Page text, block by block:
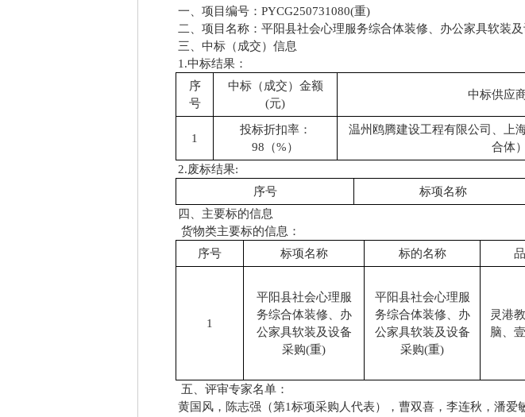
一、项目编号： PYCG250731080(重)
二、项目名称：平阳县社会心理服务综合体装修、办公家具软装
三、中标（成交）信息
1.中标结果：
序
号
中标（成交）金额
(元)
中标供应
1
投标折扣率：
98（%）
温州鸥腾建设工程有限公司、上
合体）
2.废标结果:
序号
标项名称
四、主要标的信息
货物类主要标的信息：
序号
标项名称 标的名称
1
平阳县社会心理服
务综合体装修、办
公家具软装及设备
采购(重)
平阳县社会心理服
务综合体装修、办
公家具软装及设备
采购(重)
灵港
脑、
五、评审专家名单：
黄国风，陈志强（第1标项采购人代表），曹双喜，李连